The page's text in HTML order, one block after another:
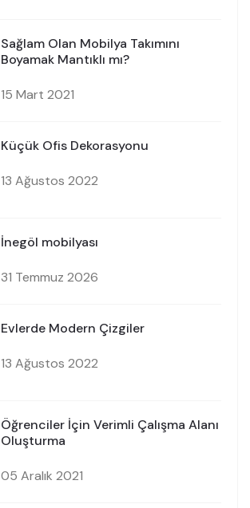
Sağlam Olan Mobilya Takımını
Boyamak Mantıklı mı?
15 Mart 2021
Küçük Ofis Dekorasyonu
13 Ağustos 2022
İnegöl mobilyası
31 Temmuz 2026
Evlerde Modern Çizgiler
13 Ağustos 2022
Öğrenciler İçin Verimli Çalışma Alanı
Oluşturma
05 Aralık 2021